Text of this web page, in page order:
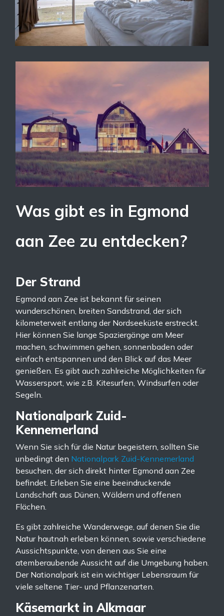
Was gibt es in Egmond
aan Zee zu entdecken?
Der Strand
Egmond aan Zee ist bekannt für seinen
wunderschönen, breiten Sandstrand, der sich
kilometerweit entlang der Nordseeküste erstreckt.
Hier können Sie lange Spaziergänge am Meer
machen, schwimmen gehen, sonnenbaden oder
einfach entspannen und den Blick auf das Meer
genießen. Es gibt auch zahlreiche Möglichkeiten für
Wassersport, wie z.B. Kitesurfen, Windsurfen oder
Segeln.
Nationalpark Zuid-
Kennemerland
Wenn Sie sich für die Natur begeistern, sollten Sie
unbedingt den Nationalpark Zuid-Kennemerland
besuchen, der sich direkt hinter Egmond aan Zee
befindet. Erleben Sie eine beeindruckende
Landschaft aus Dünen, Wäldern und offenen
Flächen.
Es gibt zahlreiche Wanderwege, auf denen Sie die
Natur hautnah erleben können, sowie verschiedene
Aussichtspunkte, von denen aus Sie eine
atemberaubende Aussicht auf die Umgebung haben.
Der Nationalpark ist ein wichtiger Lebensraum für
viele seltene Tier- und Pflanzenarten.
Käsemarkt in Alkmaar